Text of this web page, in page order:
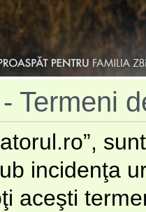
Termeni
incidenţa
aceşti